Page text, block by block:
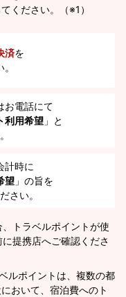
ください。（※1）
済を
お電話にて
利用希望 」と
計時に
望 」の旨を
さい。
トラベルポイントが使
提携店へご確認くださ
ルポイントは、複数の都
おいて、宿泊費へのト